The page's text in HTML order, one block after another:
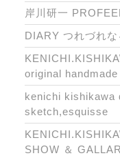
岸川研一
DIARY つれづれ
original
kenichi kishikawa
sketch,esquisse
SHOW ＆